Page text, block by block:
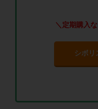
＼定期購入
シボリ